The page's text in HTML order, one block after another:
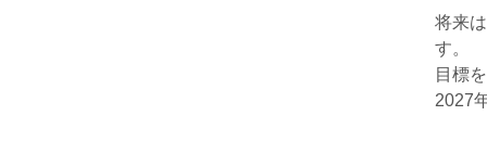
将来
す。
目標
2027